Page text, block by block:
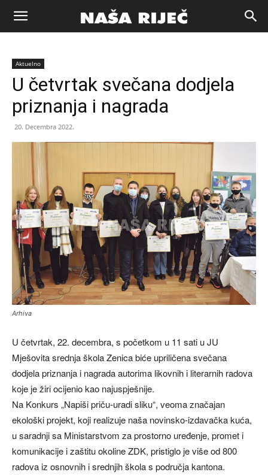
Naša
riječ
Zenica
Aktuelno
U četvrtak svečana dodjela
priznanja i nagrada
20. Decembra 2022.
Arhiva
U četvrtak, 22. decembra, s početkom u 11 sati u JU
Mješovita srednja škola Zenica biće upriličena svečana
dodjela priznanja i nagrada autorima likovnih i literarnih radova
koje je žiri ocijenio kao najuspješnije.
Na Konkurs „Napiši priču-uradi sliku“, veoma značajan
ekološki projekt, koji realizuje naša novinsko-izdavačka kuća,
u saradnji sa Ministarstvom za prostorno uređenje, promet i
komunikacije i zaštitu okoline ZDK, pristiglo je više od 800
radova iz osnovnih i srednjih škola s područja kantona.